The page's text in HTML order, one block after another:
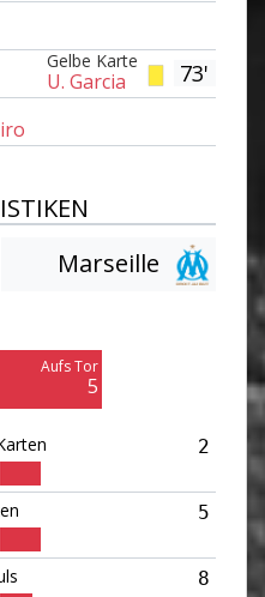
73'
Gelbe Karte
U. Garcia
Marseille
Aufs Tor
5
2
5
8